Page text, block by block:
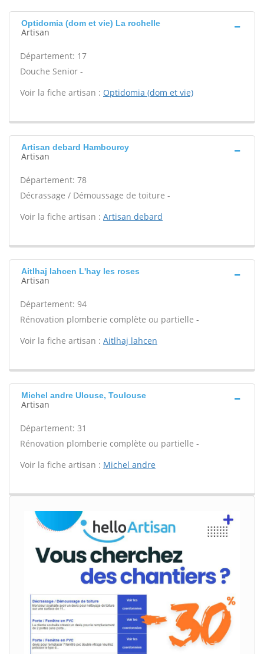
Optidomia (dom et vie) La rochelle
Artisan
Département: 17
Douche Senior -
Voir la fiche artisan : Optidomia (dom et vie)
Artisan debard Hambourcy
Artisan
Département: 78
Décrassage / Démoussage de toiture -
Voir la fiche artisan : Artisan debard
Aitlhaj lahcen L'hay les roses
Artisan
Département: 94
Rénovation plomberie complète ou partielle -
Voir la fiche artisan : Aitlhaj lahcen
Michel andre Ulouse, Toulouse
Artisan
Département: 31
Rénovation plomberie complète ou partielle -
Voir la fiche artisan : Michel andre